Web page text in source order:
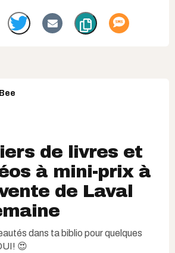
de livres et
à mini-prix à
de Laval
dans ta biblio pour quelques
😍